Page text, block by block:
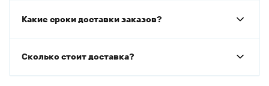
Какие сроки доставки заказов?
Сколько стоит доставка?